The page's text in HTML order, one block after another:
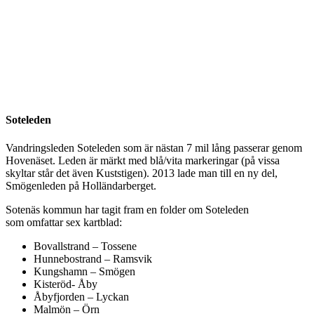
Soteleden
Vandringsleden Soteleden som är nästan 7 mil lång passerar genom
Hovenäset. Leden är märkt med blå/vita markeringar (på vissa
skyltar står det även Kuststigen). 2013 lade man till en ny del,
Smögenleden på Holländarberget.
Sotenäs kommun har tagit fram en folder om Soteleden
som omfattar sex kartblad:
Bovallstrand – Tossene
Hunnebostrand – Ramsvik
Kungshamn – Smögen
Kisteröd- Åby
Åbyfjorden – Lyckan
Malmön – Örn